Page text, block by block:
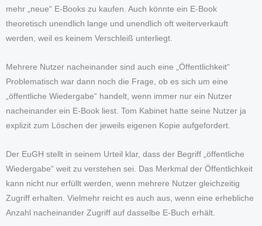
mehr „neue“ E-Books zu kaufen. Auch könnte ein E-Book
theoretisch unendlich lange und unendlich oft weiterverkauft
werden, weil es keinem Verschleiß unterliegt.
Mehrere Nutzer nacheinander sind auch eine „Öffentlichkeit“
Problematisch war dann noch die Frage, ob es sich um eine
„öffentliche Wiedergabe“ handelt, wenn immer nur ein Nutzer
nacheinander ein E-Book liest. Tom Kabinet hatte seine Nutzer ja
explizit zum Löschen der jeweils eigenen Kopie aufgefordert.
Der EuGH stellt in seinem Urteil klar, dass der Begriff „öffentliche
Wiedergabe“ weit zu verstehen sei. Das Merkmal der Öffentlichkeit
kann nicht nur erfüllt werden, wenn mehrere Nutzer gleichzeitig
Zugriff erhalten. Vielmehr reicht es auch aus, wenn eine erhebliche
Anzahl nacheinander Zugriff auf dasselbe E-Buch erhält.